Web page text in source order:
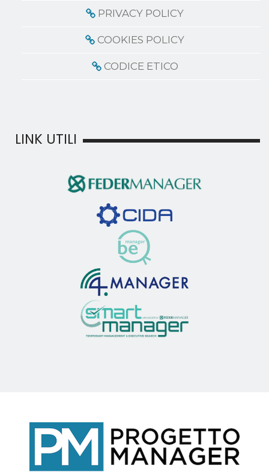
PRIVACY POLICY
COOKIES POLICY
CODICE ETICO
LINK UTILI